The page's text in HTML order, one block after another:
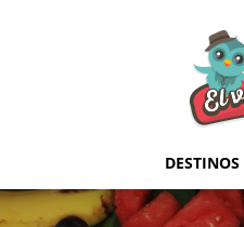
DESTINOS